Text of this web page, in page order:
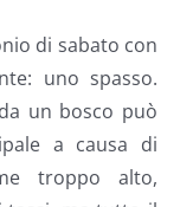
di sabato con
uno spasso.
un bosco può
a causa di
troppo alto,